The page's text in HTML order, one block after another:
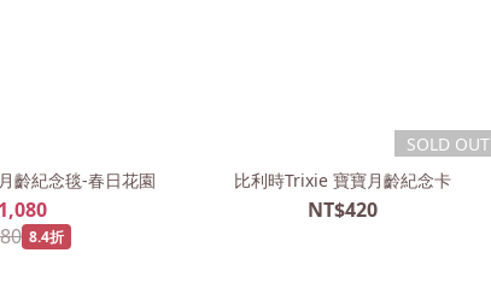
齡紀念毯-春日花園
8.4折
SOLD OUT
比利時Trixie 寶寶月齡紀念卡
NT$420